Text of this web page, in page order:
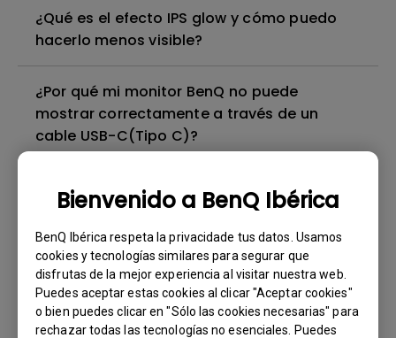
Bienvenido a BenQ Ibérica
BenQ Ibérica respeta la privacidade tus datos. Usamos
cookies y tecnologías similares para segurar que
disfrutas de la mejor experiencia al visitar nuestra web.
Puedes aceptar estas cookies al clicar "Aceptar cookies"
o bien puedes clicar en "Sólo las cookies necesarias" para
rechazar todas las tecnologías no esenciales. Puedes
¿Qué es el efecto IPS glow y cómo puedo
hacerlo menos visible?
¿Por qué mi monitor BenQ no puede
mostrar correctamente a través de un
cable USB-C(Tipo C)?
¿Necesito instalar el driver WHQL (Windows
Hardware Quality Labs) en Windows para mi
monitor de BenQ? ¿Hay una versión
actualizada del driver WHQL?
¿Hay alguna película protectora o película
de plástico sobre la pantalla de mi monitor